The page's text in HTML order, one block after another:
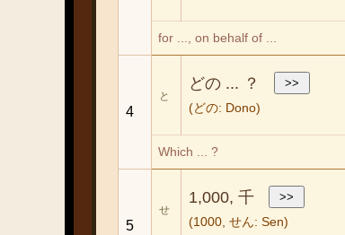
for ..., on behalf of ...
4
と
どの ... ？
(どの: Dono)
Which ... ?
5
せ
1,000, 千
(1000, せん: Sen)